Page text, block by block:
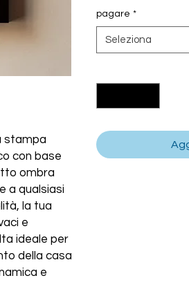
stampa
con base
ombra
a qualsiasi
la tua
e
ideale per
della casa
e
pagare *
Seleziona